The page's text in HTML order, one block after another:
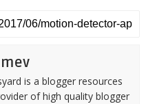
is a blogger resources
of high quality blogger